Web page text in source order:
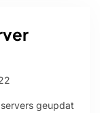
geupdat